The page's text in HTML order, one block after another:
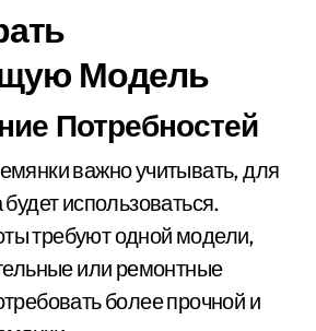
Модель
Потребностей
важно учитывать, для
использоваться.
требуют одной модели,
или ремонтные
более прочной и